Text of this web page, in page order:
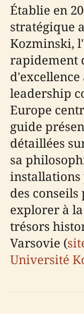
Établie en
stratégique
Kozminski,
rapidement
leadership
Europe
guide
détaillées
sa
installations
des
explorer à
trésors
Varsovie (
Université